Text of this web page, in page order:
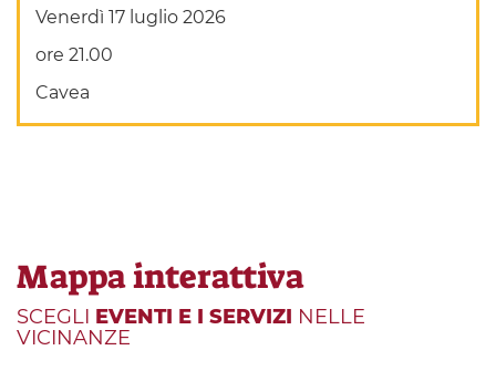
Venerdì 17 luglio 2026
ore 21.00
Cavea
Mappa interattiva
SCEGLI EVENTI E I SERVIZI NELLE
VICINANZE